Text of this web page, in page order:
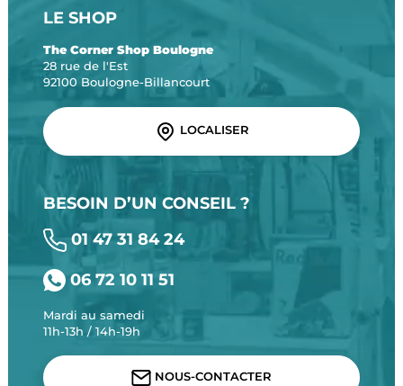
LE SHOP
The Corner Shop Boulogne
28 rue de l'Est
92100 Boulogne-Billancourt
LOCALISER
BESOIN D’UN CONSEIL ?
01 47 31 84 24
06 72 10 11 51
Mardi au samedi
11h-13h / 14h-19h
NOUS-CONTACTER